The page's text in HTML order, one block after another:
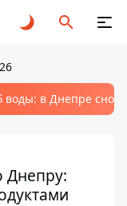
воды: в Днепре
Днепру: